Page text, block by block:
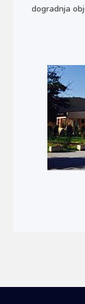
dogradnja